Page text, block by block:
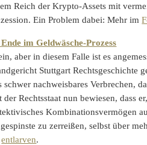
Reich der Krypto-Assets mit
Ein Problem dabei: Mehr im
im Geldwäsche-Prozess
aber in diesem Falle ist es
Stuttgart Rechtsgeschichte
nachweisbares Verbrechen,
Rechtsstaat nun bewiesen, dass
Kombinationsvermögen
zu zerreißen, selbst über
entlarven.